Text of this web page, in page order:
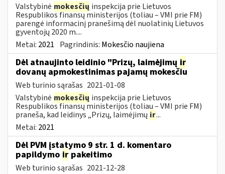
Valstybinė mokesčių inspekcija prie Lietuvos
Respublikos finansų ministerijos (toliau – VMI prie FM)
parengė informacinį pranešimą dėl nuolatinių Lietuvos
gyventojų 2020 m....
Metai: 2021 Pagrindinis: Mokesčio naujiena
Dėl atnaujinto leidinio "Prizų, laimėjimų ir
dovanų apmokestinimas pajamų mokesčiu
Web turinio sąrašas 2021-01-08
Valstybinė mokesčių inspekcija prie Lietuvos
Respublikos finansų ministerijos (toliau – VMI prie FM)
praneša, kad leidinys „Prizų, laimėjimų ir...
Metai: 2021
Dėl PVM įstatymo 9 str. 1 d. komentaro
papildymo ir pakeitimo
Web turinio sąrašas 2021-12-28